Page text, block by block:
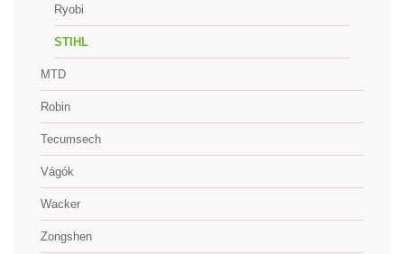
Ryobi
STIHL
MTD
Robin
Tecumsech
Vágók
Wacker
Zongshen